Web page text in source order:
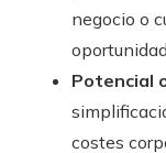
negocio o
Potencial
costes